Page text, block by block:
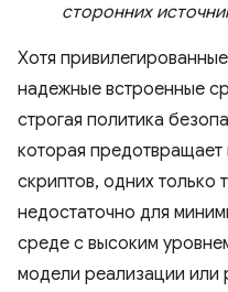
сторонних
Хотя
надежные встроенные
строгая политика
которая
скриптов, одних только
недостаточно для
среде с высоким
модели реализации или